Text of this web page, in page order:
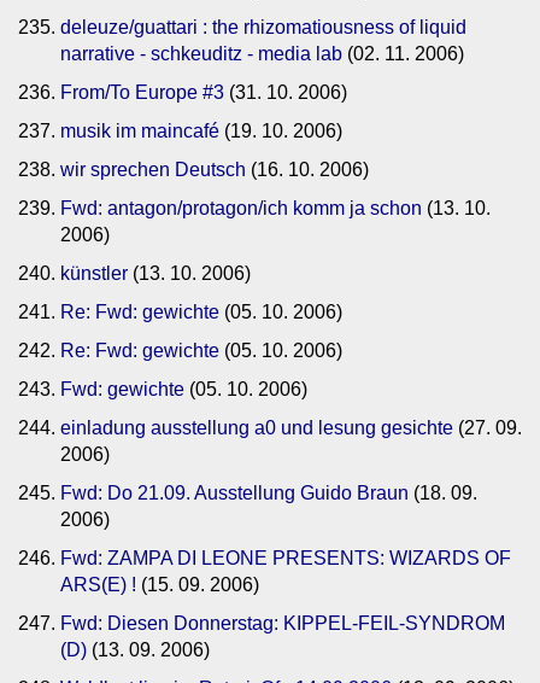
deleuze/guattari : the rhizomatiousness of liquid
narrative - schkeuditz - media lab (02. 11. 2006)
From/To Europe #3 (31. 10. 2006)
musik im maincafé (19. 10. 2006)
wir sprechen Deutsch (16. 10. 2006)
Fwd: antagon/protagon/ich komm ja schon (13. 10.
2006)
künstler (13. 10. 2006)
Re: Fwd: gewichte (05. 10. 2006)
Re: Fwd: gewichte (05. 10. 2006)
Fwd: gewichte (05. 10. 2006)
einladung ausstellung a0 und lesung gesichte (27. 09.
2006)
Fwd: Do 21.09. Ausstellung Guido Braun (18. 09.
2006)
Fwd: ZAMPA DI LEONE PRESENTS: WIZARDS OF
ARS(E) ! (15. 09. 2006)
Fwd: Diesen Donnerstag: KIPPEL-FEIL-SYNDROM
(D) (13. 09. 2006)